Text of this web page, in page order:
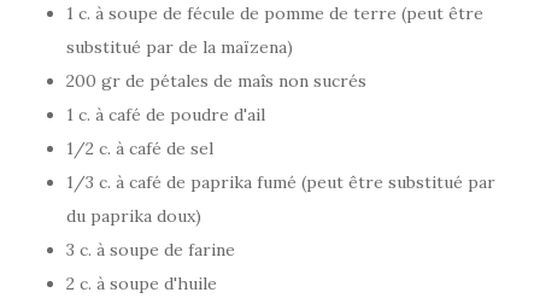
1 c. à soupe de fécule de pomme de terre (peut être
substitué par de la maïzena)
200 gr de pétales de maîs non sucrés
1 c. à café de poudre d'ail
1/2 c. à café de sel
1/3 c. à café de paprika fumé (peut être substitué par
du paprika doux)
3 c. à soupe de farine
2 c. à soupe d'huile